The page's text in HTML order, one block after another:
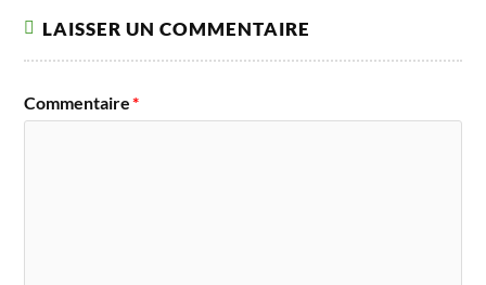
LAISSER UN COMMENTAIRE
Commentaire*